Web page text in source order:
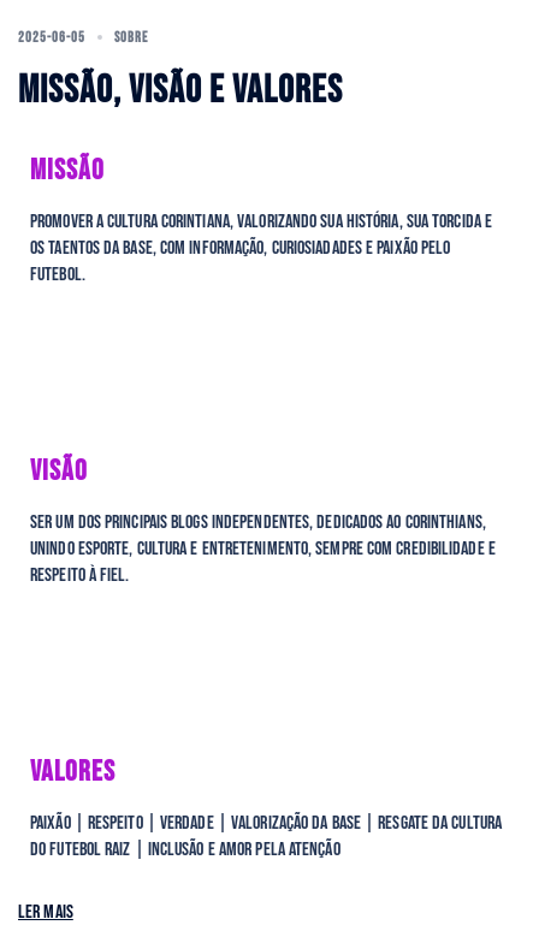
2025-06-05 SOBRE
MISSÃO, VISÃO E VALORES
MISSÃO
Promover a cultura corintiana, valorizando sua história, sua torcida e
os taentos da base, com informação, curiosiadades e paixão pelo
futebol.
VISÃO
Ser um dos principais blogs independentes, dedicados ao Corinthians,
unindo esporte, cultura e entretenimento, sempre com credibilidade e
respeito à fiel.
VALORES
Paixão | Respeito | Verdade | Valorização da Base | Resgate da Cultura
do Futebol Raiz | Inclusão e Amor Pela Atenção
Ler mais